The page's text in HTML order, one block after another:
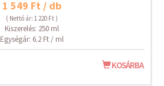
1 549 Ft / db
( Nettó ár: 1 220 Ft )
Kiszerelés: 250 ml
Egységár: 6.2 Ft / ml
KOSÁRBA